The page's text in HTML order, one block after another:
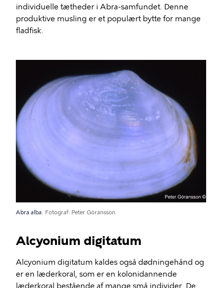
individuelle tætheder i Abra-samfundet. Denne
produktive musling er et populært bytte for mange
fladfisk.
Abra alba. Fotograf Peter Göransson
Alcyonium digitatum
Alcyonium digitatum kaldes også dødningehånd og
er en læderkoral, som er en kolonidannende
læderkoral bestående af mange små individer. De